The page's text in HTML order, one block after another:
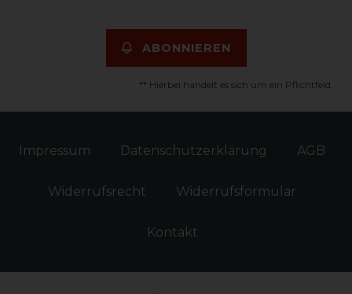
ABONNIEREN
** Hierbei handelt es sich um ein Pflichtfeld.
Impressum Daten­schutz­erklärung AGB
Widerrufs­recht Widerrufs­formular
Kontakt